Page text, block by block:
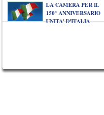
LA CAMERA PER IL
150° ANNIVERSARIO
UNITA' D'ITALIA